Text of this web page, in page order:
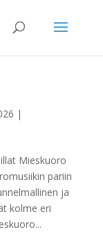
|
Mieskuoro
pariin
ja
kolme eri